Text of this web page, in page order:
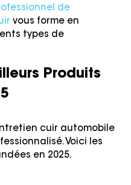
de
vous forme en
types de
Produits
cuir automobile
Voici les
en 2025.